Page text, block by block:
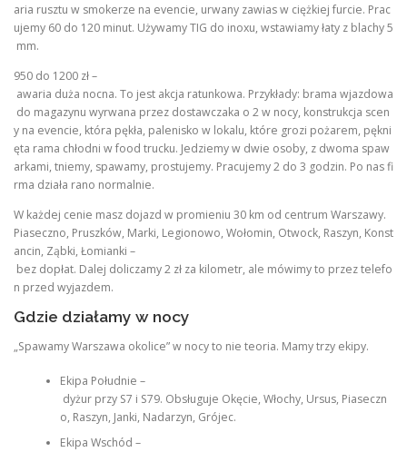
aria rusztu w smokerze na evencie, urwany zawias w ciężkiej furcie. Prac
ujemy 60 do 120 minut. Używamy TIG do inoxu, wstawiamy łaty z blachy 5
mm.
950 do 1200 zł –
awaria duża nocna. To jest akcja ratunkowa. Przykłady: brama wjazdowa
do magazynu wyrwana przez dostawczaka o 2 w nocy, konstrukcja scen
y na evencie, która pękła, palenisko w lokalu, które grozi pożarem, pękni
ęta rama chłodni w food trucku. Jedziemy w dwie osoby, z dwoma spaw
arkami, tniemy, spawamy, prostujemy. Pracujemy 2 do 3 godzin. Po nas fi
rma działa rano normalnie.
W każdej cenie masz dojazd w promieniu 30 km od centrum Warszawy.
Piaseczno, Pruszków, Marki, Legionowo, Wołomin, Otwock, Raszyn, Konst
ancin, Ząbki, Łomianki –
bez dopłat. Dalej doliczamy 2 zł za kilometr, ale mówimy to przez telefo
n przed wyjazdem.
Gdzie działamy w nocy
„Spawamy Warszawa okolice” w nocy to nie teoria. Mamy trzy ekipy.
Ekipa Południe –
dyżur przy S7 i S79. Obsługuje Okęcie, Włochy, Ursus, Piaseczn
o, Raszyn, Janki, Nadarzyn, Grójec.
Ekipa Wschód –